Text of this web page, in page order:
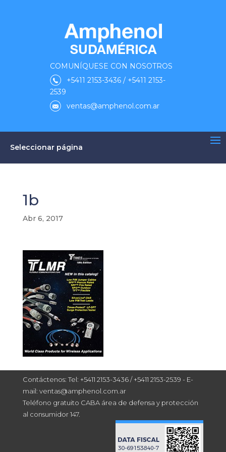
COMUNÍQUESE CON NOSOTROS
+5411 2153-3436 / +5411 2153-
2539
ventas@amphenol.com.ar
Seleccionar página
1b
Abr 6, 2017
Contáctenos: Tel: +5411 2153-3436 / +5411 2153-2539 - E-
mail: ventas@amphenol.com.ar
Teléfono gratuito CABA área de defensa y protección
al consumidor 147.